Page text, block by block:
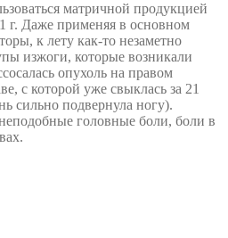
матричной продукцией
г. Даже применяя в основном
к лету как-то незаметно
изжоги, которые возникали
опухоль на правом
с которой уже свыклась за 21
сильно подвернула ногу).
головные боли, боли в